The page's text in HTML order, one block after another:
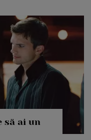
să ai un